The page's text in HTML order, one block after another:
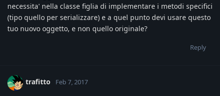
necessita' nella classe figlia di implementare i metodi specifici
(tipo quello per serializzare) e a quel punto devi usare questo
tuo nuovo oggetto, e non quello originale?
Reply
trafitto Feb 7, 2017